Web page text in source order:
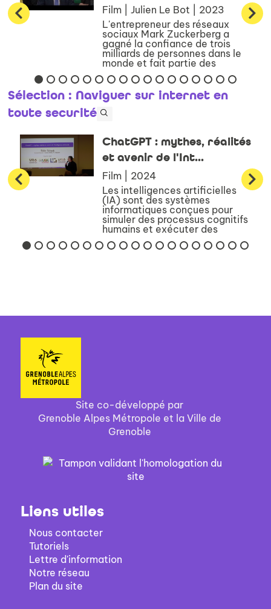
Film | Julien Le Bot | 2023
L'entrepreneur des réseaux
sociaux Mark Zuckerberg a
gagné la confiance de trois
milliards de personnes dans le
monde et fait partie des
personnes les plus puissantes
de la planète. En près de vingt
ans, ce jeune codeur,
convaincu...
Sélection : Naviguer sur internet en
toute securité
ChatGPT : mythes, réalités
et avenir de l'Int...
Film | 2024
Les intelligences artificielles
(IA) sont des systèmes
informatiques conçues pour
simuler des processus cognitifs
humains et exécuter des
tâches intelligentes. Découvrez
comment les IA apprennent à
Site co-développé par
Grenoble Alpes Métropole et la Ville de
Grenoble
Liens utiles
Nous contacter
Tutoriels
Lettre d'information
Notre réseau
Plan du site